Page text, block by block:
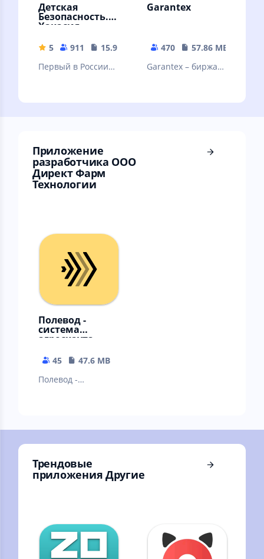
Детская
Безопасность.
Хакасия
5 911
15.99 MB
Первый в России
Garantex
470
57.86 MB
Garantex – биржа
Приложение
разработчика ООО
Директ Фарм
Технологии
Полевод -
система
агроскаута
45
47.6 MB
Полевод -
полей.
Трендовые
приложения Другие